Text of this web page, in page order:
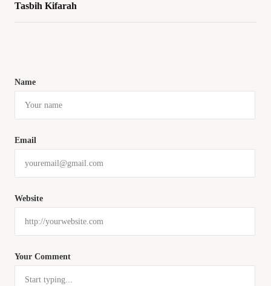
Tasbih Kifarah
Your Comment
Name
Email
Website